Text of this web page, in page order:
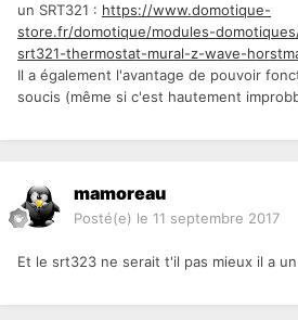
un SRT321 : https://www.domotique-
store.fr/domotique/modules-
srt321-thermostat-mural-z-wave-
Il a également l'avantage de pouvoir
soucis (même si c'est hautement
mamoreau
Posté(e) le 11 septembre 2017
Et le srt323 ne serait t'il pas mieux il a